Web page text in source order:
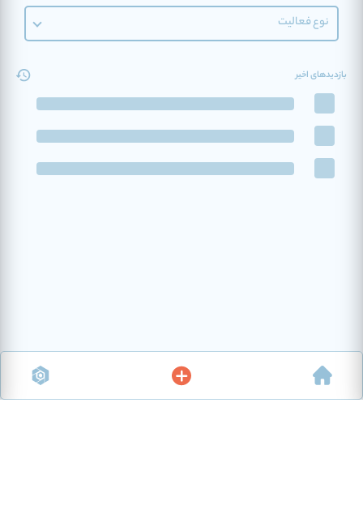
نوع فعالیت
بازدیدهای اخیر